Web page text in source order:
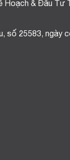
Hoạch & Đầu Tư
số 25583, ngày